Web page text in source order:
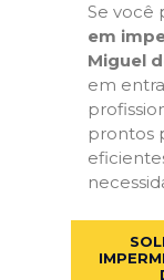
Se você
em
Miguel
em
prontos